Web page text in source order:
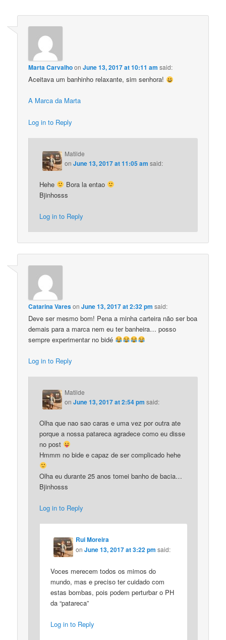
Marta CarvalhoonJune 13, 2017 at 10:11 am said:
Aceitava um banhinho relaxante, sim senhora!
A Marca da Marta
Log in to Reply
Matilde
onJune 13, 2017 at 11:05 am said:
Hehe
Bora la entao
Bjinhosss
Log in to Reply
Catarina VaresonJune 13, 2017 at 2:32 pm said:
Deve ser mesmo bom! Pena a minha carteira não ser boa
demais para a marca nem eu ter banheira… posso
sempre experimentar no bidé
Log in to Reply
Matilde
onJune 13, 2017 at 2:54 pm said:
Olha que nao sao caras e uma vez por outra ate
porque a nossa patareca agradece como eu disse
no post
Hmmm no bide e capaz de ser complicado hehe
Olha eu durante 25 anos tomei banho de bacia…
Bjinhosss
Log in to Reply
Rui Moreira
onJune 13, 2017 at 3:22 pm said:
Voces merecem todos os mimos do
mundo, mas e preciso ter cuidado com
estas bombas, pois podem perturbar o PH
da “patareca”
Log in to Reply